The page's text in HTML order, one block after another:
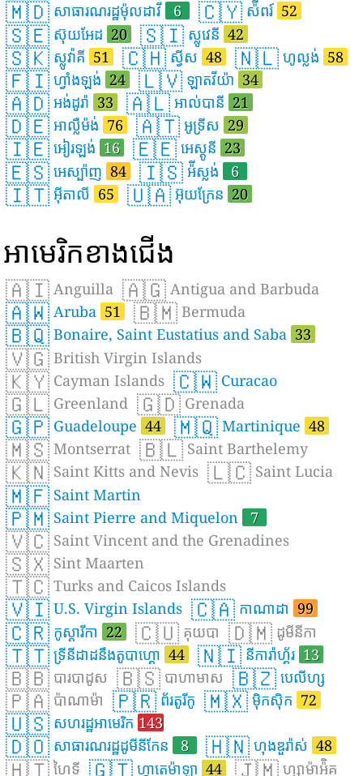
🇲🇩 សាធារណរដ្ឋម៉ុលដាវី 6 🇨🇾 ស៉ីពរ៍ 52
🇸🇪 ស៊ុយអែដ 20 🇸🇮 ស្លូវេនី 42
🇸🇰 ស្លូវ៉ាគី 51 🇨🇭 ស្វីស 48 🇳🇱 ហូល្លង់ 58
🇫🇮 ហ្វាំងឡង់ 24 🇱🇻 ឡាតវីយ៉ា 34
🇦🇩 អង់ដូរ៉ា 33 🇦🇱 អាល់បានី 21
🇩🇪 អាល្លឺម៉ង់ 76 🇦🇹 អូទ្រីស 29
🇮🇪 អៀរឡង់ 16 🇪🇪 អេស្តូនី 23
🇪🇸 អេស្ប៉ាញ 84 🇮🇸 អ៉ីស្លង់ 6
🇮🇹 អ៊ីតាលី 65 🇺🇦 អ៊ុយក្រែន 20
អាមេរិកខាងជើង
🇦🇮 Anguilla 🇦🇬 Antigua and Barbuda
🇦🇼 Aruba 51 🇧🇲 Bermuda
🇧🇶 Bonaire, Saint Eustatius and Saba 33
🇻🇬 British Virgin Islands
🇰🇾 Cayman Islands 🇨🇼 Curacao
🇬🇱 Greenland 🇬🇩 Grenada
🇬🇵 Guadeloupe 44 🇲🇶 Martinique 48
🇲🇸 Montserrat 🇧🇱 Saint Barthelemy
🇰🇳 Saint Kitts and Nevis 🇱🇨 Saint Lucia
🇲🇫 Saint Martin
🇵🇲 Saint Pierre and Miquelon 7
🇻🇨 Saint Vincent and the Grenadines
🇸🇽 Sint Maarten
🇹🇨 Turks and Caicos Islands
🇻🇮 U.S. Virgin Islands 🇨🇦 កាណាដា 99
🇨🇷 កូស្តារីកា 22 🇨🇺 គុយបា 🇩🇲 ដូមីនីកា
🇹🇹 ទ្រីនីដាដនឹងតូបាហ្គោ 44 🇳🇮 នីការ៉ាហ្គ័រ 13
🇧🇧 បារបាដូស 🇧🇸 បាហាមាស 🇧🇿 បេលីហ្ស
🇵🇦 ប៉ាណាម៉ា 🇵🇷 ព័រតូរីកូ 🇲🇽 ម៉ិកស៊ិក 72
🇺🇸 សហរដ្ឋអាមេរិក 143
🇩🇴 សាធារណរដ្ឋដូមីនីកែន 8 🇭🇳 ហុងឌួរ៉ាស់ 48
🇭🇹 ហៃទី 🇬🇹 ហ្គាតេម៉ាឡា 44 🇯🇲 ហ្សាម៉ាអ៉ិគ